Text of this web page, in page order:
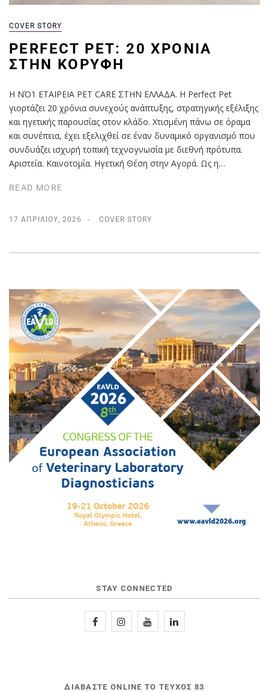
COVER STORY
PERFECT PET: 20 ΧΡΌΝΙΑ
ΣΤΗΝ ΚΟΡΥΦΉ
Η ΝΌ1 ΕΤΑΙΡΕΙΑ PET CARE ΣΤΗΝ ΕΛΛΑΔΑ. Η Perfect Pet
γιορτάζει 20 χρόνια συνεχούς ανάπτυξης, στρατηγικής εξέλιξης
και ηγετικής παρουσίας στον κλάδο. Χτισμένη πάνω σε όραμα
και συνέπεια, έχει εξελιχθεί σε έναν δυναμικό οργανισμό που
συνδυάζει ισχυρή τοπική τεχνογνωσία με διεθνή πρότυπα.
Αριστεία. Καινοτομία. Ηγετική Θέση στην Αγορά. Ως η…
READ MORE
17 ΑΠΡΙΛΊΟΥ, 2026 COVER STORY
STAY CONNECTED
ΔΙΑΒΆΣΤΕ ONLINE ΤΟ ΤΕΎΧΟΣ 83